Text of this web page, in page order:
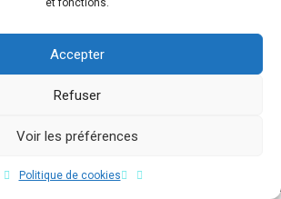
et fonctions.
Accepter
Refuser
Voir les préférences
Politique de cookies
2017 Flavio Da Costa. All Rights Reserved.